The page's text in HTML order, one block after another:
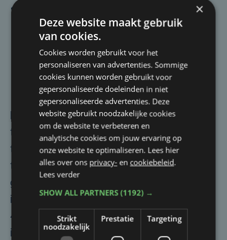
Freddy
Eats World
Innovator of the Year Award:
Persoone (Brugge)
Lifetime Innovation Award:Piet
Huysentruyt (Kuurne)
De editie stond in het teken van “Back to
the Future”, een knipoog naar de
terugkeer naar authentieke gerechten en
technieken uit het verleden,
gecombineerd met hedendaagse
innovatie. Meer dan 600 gasten en ruim
40 chefs waren aanwezig, met culinaire
interventies verspreid over de hele avond.
×
Deze website maakt gebruik
van cookies.
Cookies worden gebruikt voor het
personaliseren van advertenties. Sommige
cookies kunnen worden gebruikt voor
gepersonaliseerde doeleinden in niet
gepersonaliseerde advertenties. Deze
website gebruikt noodzakelijke cookies
om de website te verbeteren en
analytische cookies om jouw ervaring op
onze website te optimaliseren. Lees hier
alles over ons privacy- en cookiebeleid.
Lees verder
SHOW ALL PARTNERS(1192) →
Strikt
noodzakelijk
Prestatie Targeting